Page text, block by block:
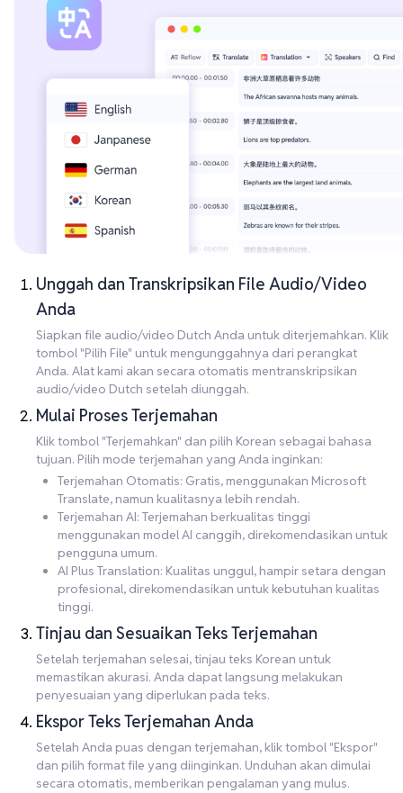
Unggah dan Transkripsikan File Audio/Video
Anda
Siapkan file audio/video Dutch Anda untuk diterjemahkan. Klik
tombol "Pilih File" untuk mengunggahnya dari perangkat
Anda. Alat kami akan secara otomatis mentranskripsikan
audio/video Dutch setelah diunggah.
Mulai Proses Terjemahan
Klik tombol "Terjemahkan" dan pilih Korean sebagai bahasa
tujuan. Pilih mode terjemahan yang Anda inginkan:
Terjemahan Otomatis: Gratis, menggunakan Microsoft
Translate, namun kualitasnya lebih rendah.
Terjemahan AI: Terjemahan berkualitas tinggi
menggunakan model AI canggih, direkomendasikan untuk
pengguna umum.
AI Plus Translation: Kualitas unggul, hampir setara dengan
profesional, direkomendasikan untuk kebutuhan kualitas
tinggi.
Tinjau dan Sesuaikan Teks Terjemahan
Setelah terjemahan selesai, tinjau teks Korean untuk
memastikan akurasi. Anda dapat langsung melakukan
penyesuaian yang diperlukan pada teks.
Ekspor Teks Terjemahan Anda
Setelah Anda puas dengan terjemahan, klik tombol "Ekspor"
dan pilih format file yang diinginkan. Unduhan akan dimulai
secara otomatis, memberikan pengalaman yang mulus.